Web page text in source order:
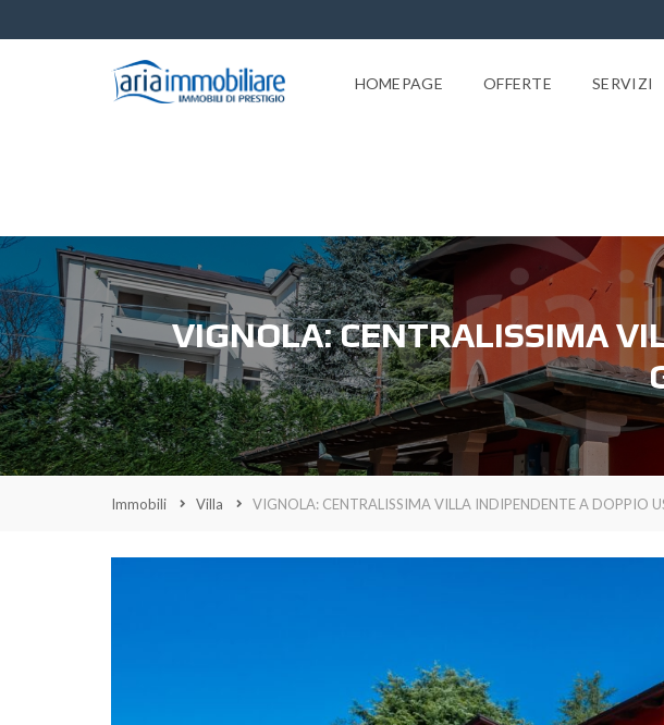
HOMEPAGE OFFERTE SERVIZI
VIGNOLA: CENTRALISSIMA
Immobili Villa VIGNOLA: CENTRALISSIMA VILLA INDIPENDENTE A DOPPIO